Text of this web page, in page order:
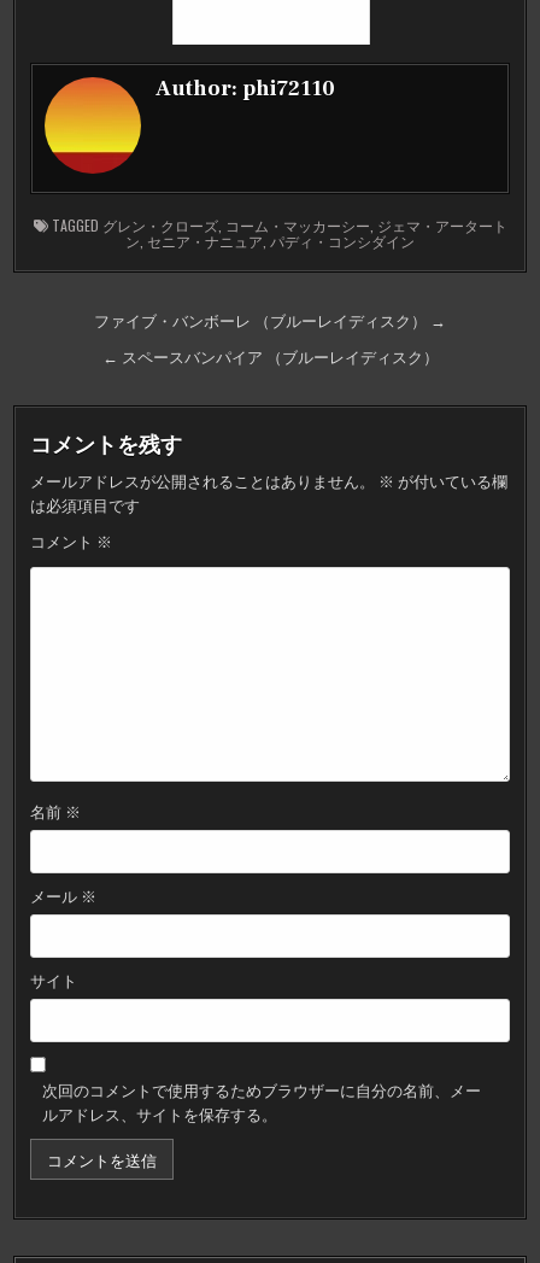
Author: phi72110
TAGGED グレン・クローズ, コーム・マッカーシー ジェマ・アータート
ン セニア・ナニュア パディ・コンシダイン
ゲ
ー
シ
ョ
ファイブ・バンボーレ （ブルーレイディスク） →
← スペースバンパイア （ブルーレイディスク）
コメントを残す
メールアドレスが公開されることはありません。 ※ が付いている欄
は必須項目です
コメント ※
名前 ※
メール ※
サイト
次回のコメントで使用するためブラウザーに自分の名前、メー
ルアドレス、サイトを保存する。